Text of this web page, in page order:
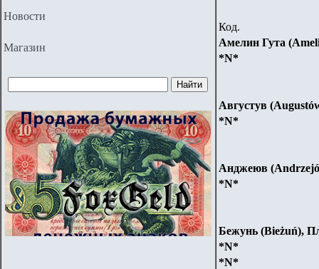
Новости
Магазин
Код.
Амелин Гута
*N*
Августув
*N*
Анджеюв
*N*
Бежунь (Bieżuń),
*N*
*N*